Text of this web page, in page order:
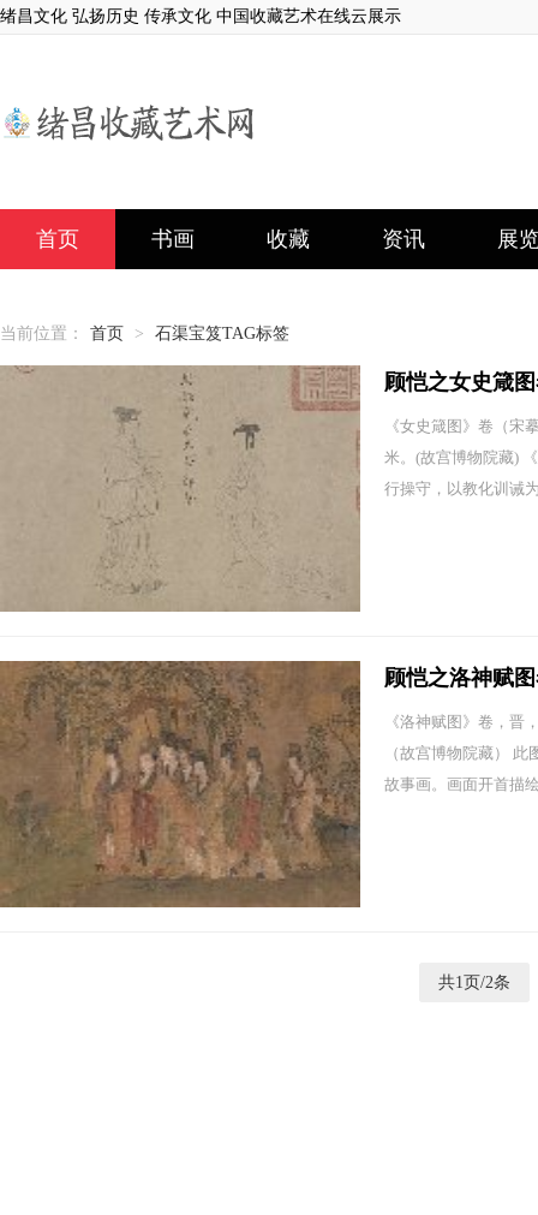
绪昌文化 弘扬历史 传承文化 中国收藏艺术在线云展示
首页 书画 收藏 资讯 展
当前位置： 首页 > 石渠宝笈TAG标签
顾恺之女史箴
《女史箴图》卷（宋
米。(故宫博物院藏)
行操守，以教化训诫
顾恺之洛神赋
《洛神赋图》卷，晋
（故宫博物院藏）
故事画。画面开首描
共1页/2条